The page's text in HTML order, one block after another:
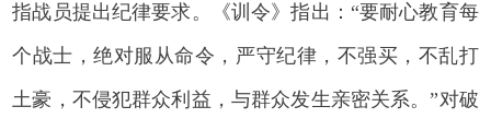
指战员提出纪律要求。《训令》指出：“要耐心教育每
个战士，绝对服从命令，严守纪律，不强买，不乱打
土豪，不侵犯群众利益，与群众发生亲密关系。”对破